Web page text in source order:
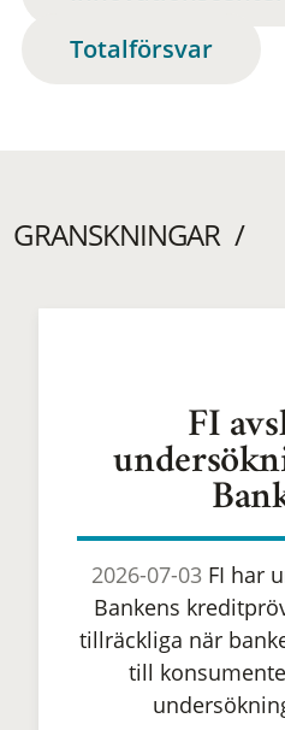
Totalförsvar
GRANSKNINGAR
FI
2026-07-03 FI har
Bankens
tillräckliga när
till